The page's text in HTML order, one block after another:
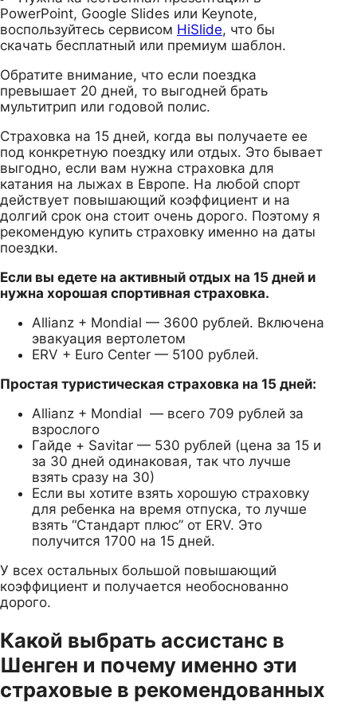
PowerPoint, Google Slides или Keynote,
воспользуйтесь сервисом HiSlide, что бы
скачать бесплатный или премиум шаблон.
Обратите внимание, что если поездка
превышает 20 дней, то выгодней брать
мультитрип или годовой полис.
Страховка на 15 дней, когда вы получаете ее
под конкретную поездку или отдых. Это бывает
выгодно, если вам нужна страховка для
катания на лыжах в Европе. На любой спорт
действует повышающий коэффициент и на
долгий срок она стоит очень дорого. Поэтому я
рекомендую купить страховку именно на даты
поездки.
Если вы едете на активный отдых на 15 дней и
нужна хорошая спортивная страховка.
Allianz + Mondial — 3600 рублей. Включена
эвакуация вертолетом
ERV + Euro Center — 5100 рублей.
Простая туристическая страховка на 15 дней:
Allianz + Mondial — всего 709 рублей за
взрослого
Гайде + Savitar — 530 рублей (цена за 15 и
за 30 дней одинаковая, так что лучше
взять сразу на 30)
Если вы хотите взять хорошую страховку
для ребенка на время отпуска, то лучше
взять “Стандарт плюс” от ERV. Это
получится 1700 на 15 дней.
У всех остальных большой повышающий
коэффициент и получается необоснованно
дорого.
Какой выбрать ассистанс в
Шенген и почему именно эти
страховые в рекомендованных